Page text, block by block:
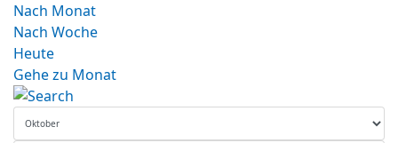
Nach Monat
Nach Woche
Heute
Gehe zu Monat